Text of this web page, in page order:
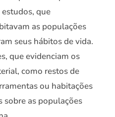
estudos, que
as populações
seus hábitos de vida.
que evidenciam os
como restos de
ou habitações
sobre as populações